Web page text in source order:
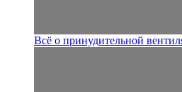
Всё о принудительной